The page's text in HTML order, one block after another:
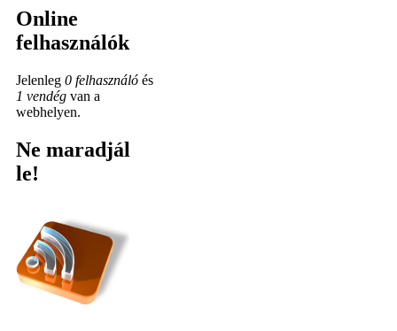
Online
felhasználók
Jelenleg 0 felhasználó és
1 vendég van a
webhelyen.
Ne maradjál
le!